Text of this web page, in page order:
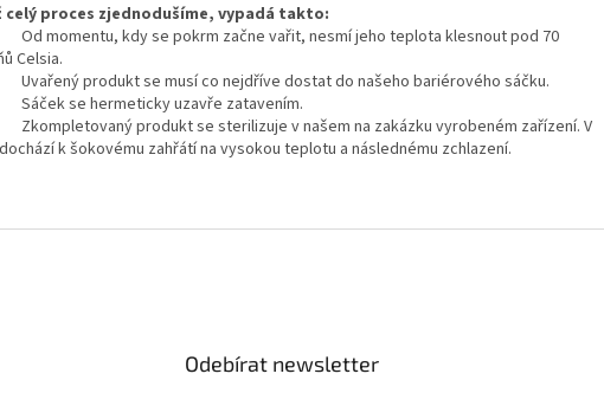
celý proces zjednodušíme, vypadá takto:
kdy se pokrm začne vařit, nesmí jeho teplota klesnout pod 70
Celsia.
produkt se musí co nejdříve dostat do našeho bariérového sáčku.
se hermeticky uzavře zatavením.
produkt se sterilizuje v našem na zakázku vyrobeném zařízení. V
k šokovému zahřátí na vysokou teplotu a následnému zchlazení.
Odebírat newsletter